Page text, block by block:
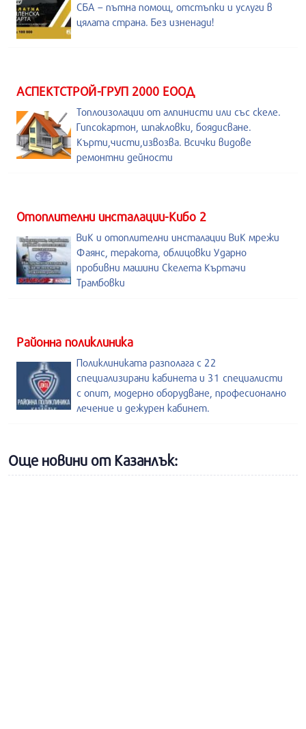
СБА – пътна помощ, отстъпки и услуги в
цялата страна. Без изненади!
АСПЕКТСТРОЙ-ГРУП 2000 ЕООД
Топлоизолации от алпинисти или със скеле.
Гипсокартон, шпакловки, боядисване.
Кърти,чисти,извозва. Всички видове
ремонтни дейности
Отоплителни инсталации-Кибо 2
ВиК и отоплителни инсталации ВиК мрежи
Фаянс, теракота, облицовки Ударно
пробивни машини Скелета Къртачи
Трамбовки
Районна поликлиника
Поликлиниката разполага с 22
специализирани кабинета и 31 специалисти
с опит, модерно оборудване, професионално
лечение и дежурен кабинет.
Още новини от Казанлък: